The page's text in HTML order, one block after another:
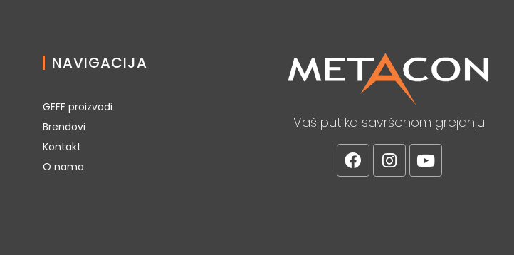
NAVIGACIJA
GEFF proizvodi
Brendovi
Kontakt
O nama
Vaš put ka savršenom grejanju